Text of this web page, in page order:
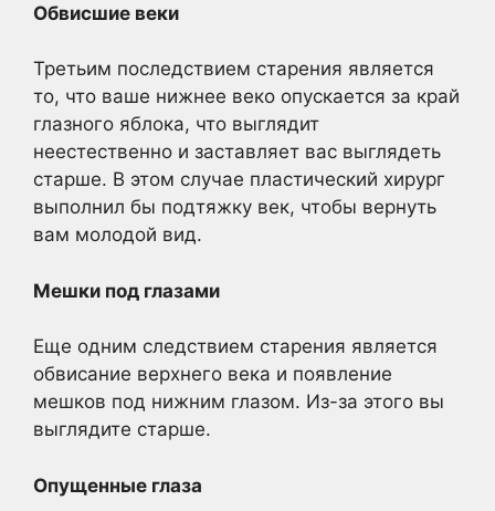
Обвисшие веки
Третьим последствием старения является
то, что ваше нижнее веко опускается за край
глазного яблока, что выглядит
неестественно и заставляет вас выглядеть
старше. В этом случае пластический хирург
выполнил бы подтяжку век, чтобы вернуть
вам молодой вид.
Мешки под глазами
Еще одним следствием старения является
обвисание верхнего века и появление
мешков под нижним глазом. Из-за этого вы
выглядите старше.
Опущенные глаза